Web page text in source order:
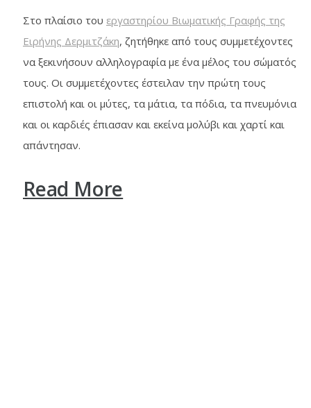
Στο πλαίσιο του εργαστηρίου Βιωματικής Γραφής της
Ειρήνης Δερμιτζάκη, ζητήθηκε από τους συμμετέχοντες
να ξεκινήσουν αλληλογραφία με ένα μέλος του σώματός
τους. Οι συμμετέχοντες έστειλαν την πρώτη τους
επιστολή και οι μύτες, τα μάτια, τα πόδια, τα πνευμόνια
και οι καρδιές έπιασαν και εκείνα μολύβι και χαρτί και
απάντησαν.
Read More